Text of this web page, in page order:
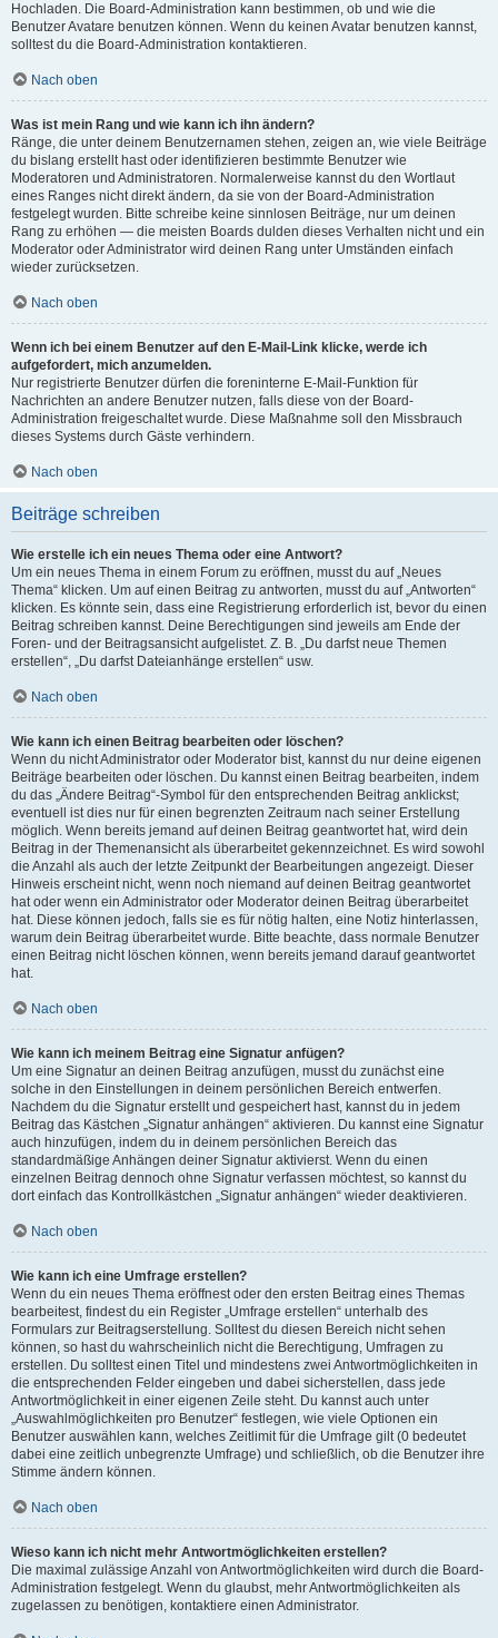
Hochladen. Die Board-Administration kann bestimmen, ob und wie die
Benutzer Avatare benutzen können. Wenn du keinen Avatar benutzen kannst,
solltest du die Board-Administration kontaktieren.
Nach oben
Was ist mein Rang und wie kann ich ihn ändern?
Ränge, die unter deinem Benutzernamen stehen, zeigen an, wie viele Beiträge
du bislang erstellt hast oder identifizieren bestimmte Benutzer wie
Moderatoren und Administratoren. Normalerweise kannst du den Wortlaut
eines Ranges nicht direkt ändern, da sie von der Board-Administration
festgelegt wurden. Bitte schreibe keine sinnlosen Beiträge, nur um deinen
Rang zu erhöhen — die meisten Boards dulden dieses Verhalten nicht und ein
Moderator oder Administrator wird deinen Rang unter Umständen einfach
wieder zurücksetzen.
Nach oben
Wenn ich bei einem Benutzer auf den E-Mail-Link klicke, werde ich
aufgefordert, mich anzumelden.
Nur registrierte Benutzer dürfen die foreninterne E-Mail-Funktion für
Nachrichten an andere Benutzer nutzen, falls diese von der Board-
Administration freigeschaltet wurde. Diese Maßnahme soll den Missbrauch
dieses Systems durch Gäste verhindern.
Nach oben
Beiträge schreiben
Wie erstelle ich ein neues Thema oder eine Antwort?
Um ein neues Thema in einem Forum zu eröffnen, musst du auf „Neues
Thema“ klicken. Um auf einen Beitrag zu antworten, musst du auf „Antworten“
klicken. Es könnte sein, dass eine Registrierung erforderlich ist, bevor du einen
Beitrag schreiben kannst. Deine Berechtigungen sind jeweils am Ende der
Foren- und der Beitragsansicht aufgelistet. Z. B. „Du darfst neue Themen
erstellen“, „Du darfst Dateianhänge erstellen“ usw.
Nach oben
Wie kann ich einen Beitrag bearbeiten oder löschen?
Wenn du nicht Administrator oder Moderator bist, kannst du nur deine eigenen
Beiträge bearbeiten oder löschen. Du kannst einen Beitrag bearbeiten, indem
du das „Ändere Beitrag“-Symbol für den entsprechenden Beitrag anklickst;
eventuell ist dies nur für einen begrenzten Zeitraum nach seiner Erstellung
möglich. Wenn bereits jemand auf deinen Beitrag geantwortet hat, wird dein
Beitrag in der Themenansicht als überarbeitet gekennzeichnet. Es wird sowohl
die Anzahl als auch der letzte Zeitpunkt der Bearbeitungen angezeigt. Dieser
Hinweis erscheint nicht, wenn noch niemand auf deinen Beitrag geantwortet
hat oder wenn ein Administrator oder Moderator deinen Beitrag überarbeitet
hat. Diese können jedoch, falls sie es für nötig halten, eine Notiz hinterlassen,
warum dein Beitrag überarbeitet wurde. Bitte beachte, dass normale Benutzer
einen Beitrag nicht löschen können, wenn bereits jemand darauf geantwortet
hat.
Nach oben
Wie kann ich meinem Beitrag eine Signatur anfügen?
Um eine Signatur an deinen Beitrag anzufügen, musst du zunächst eine
solche in den Einstellungen in deinem persönlichen Bereich entwerfen.
Nachdem du die Signatur erstellt und gespeichert hast, kannst du in jedem
Beitrag das Kästchen „Signatur anhängen“ aktivieren. Du kannst eine Signatur
auch hinzufügen, indem du in deinem persönlichen Bereich das
standardmäßige Anhängen deiner Signatur aktivierst. Wenn du einen
einzelnen Beitrag dennoch ohne Signatur verfassen möchtest, so kannst du
dort einfach das Kontrollkästchen „Signatur anhängen“ wieder deaktivieren.
Nach oben
Wie kann ich eine Umfrage erstellen?
Wenn du ein neues Thema eröffnest oder den ersten Beitrag eines Themas
bearbeitest, findest du ein Register „Umfrage erstellen“ unterhalb des
Formulars zur Beitragserstellung. Solltest du diesen Bereich nicht sehen
können, so hast du wahrscheinlich nicht die Berechtigung, Umfragen zu
erstellen. Du solltest einen Titel und mindestens zwei Antwortmöglichkeiten in
die entsprechenden Felder eingeben und dabei sicherstellen, dass jede
Antwortmöglichkeit in einer eigenen Zeile steht. Du kannst auch unter
„Auswahlmöglichkeiten pro Benutzer“ festlegen, wie viele Optionen ein
Benutzer auswählen kann, welches Zeitlimit für die Umfrage gilt (0 bedeutet
dabei eine zeitlich unbegrenzte Umfrage) und schließlich, ob die Benutzer ihre
Stimme ändern können.
Nach oben
Wieso kann ich nicht mehr Antwortmöglichkeiten erstellen?
Die maximal zulässige Anzahl von Antwortmöglichkeiten wird durch die Board-
Administration festgelegt. Wenn du glaubst, mehr Antwortmöglichkeiten als
zugelassen zu benötigen, kontaktiere einen Administrator.